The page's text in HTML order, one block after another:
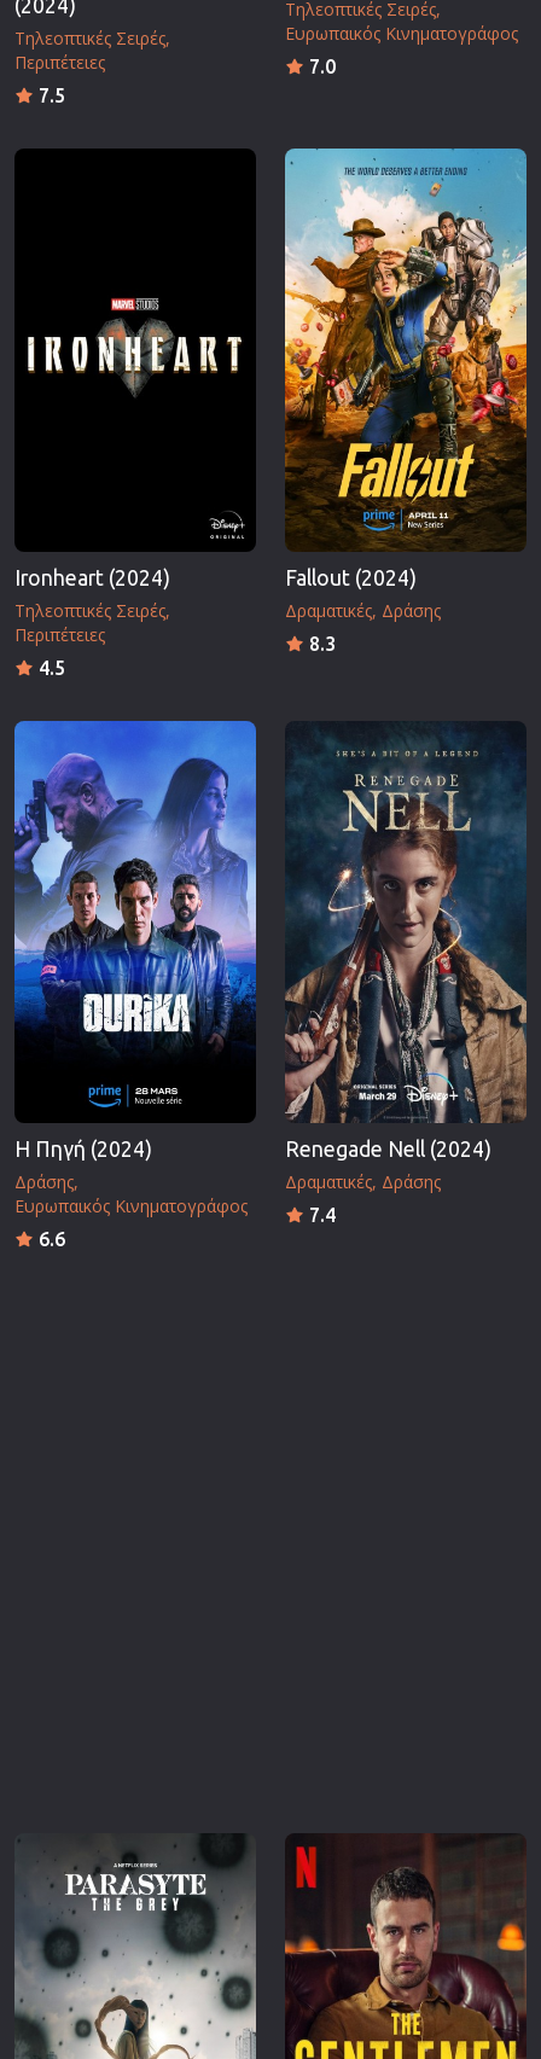
(2024)
Τηλεοπτικές Σειρές
Περιπέτειες
7.5
Τηλεοπτικές Σειρές
Ευρωπαικός Κινηματογράφος
7.0
Ironheart (2024)
Τηλεοπτικές Σειρές
Περιπέτειες
4.5
Fallout (2024)
Δραματικές Δράσης
8.3
Η Πηγή (2024)
Δράσης
Ευρωπαικός Κινηματογράφος
6.6
Renegade Nell (2024)
Δραματικές Δράσης
7.4